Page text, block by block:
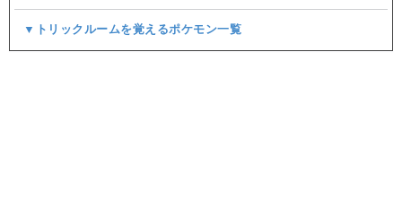
▼トリックルームを覚えるポケモン一覧